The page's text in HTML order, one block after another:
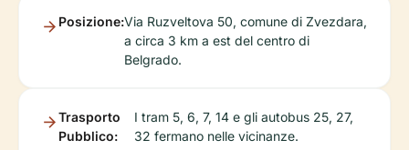
Posizione:Via Ruzveltova 50, comune di Zvezdara,
a circa 3 km a est del centro di
Belgrado.
Trasporto
Pubblico:
I tram 5, 6, 7, 14 e gli autobus 25, 27,
32 fermano nelle vicinanze.